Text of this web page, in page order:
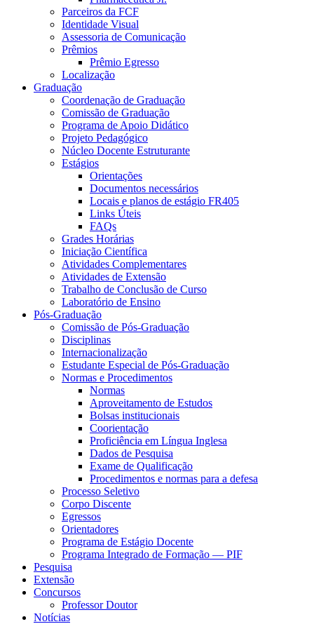
Parceiros da FCF
Identidade Visual
Assessoria de Comunicação
Prêmios
Prêmio Egresso
Localização
Graduação
Coordenação de Graduação
Comissão de Graduação
Programa de Apoio Didático
Projeto Pedagógico
Núcleo Docente Estruturante
Estágios
Orientações
Documentos necessários
Locais e planos de estágio FR405
Links Úteis
FAQs
Grades Horárias
Iniciação Científica
Atividades Complementares
Atividades de Extensão
Trabalho de Conclusão de Curso
Laboratório de Ensino
Pós-Graduação
Comissão de Pós-Graduação
Disciplinas
Internacionalização
Estudante Especial de Pós-Graduação
Normas e Procedimentos
Normas
Aproveitamento de Estudos
Bolsas institucionais
Coorientação
Proficiência em Língua Inglesa
Dados de Pesquisa
Exame de Qualificação
Procedimentos e normas para a defesa
Processo Seletivo
Corpo Discente
Egressos
Orientadores
Programa de Estágio Docente
Programa Integrado de Formação — PIF
Pesquisa
Extensão
Concursos
Professor Doutor
Notícias